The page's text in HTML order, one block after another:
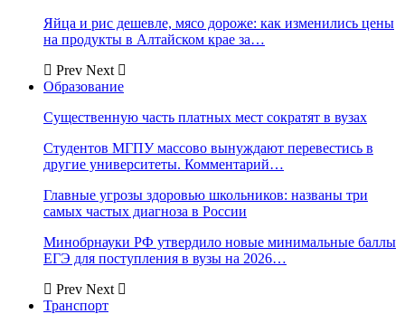
Яйца и рис дешевле, мясо дороже: как изменились цены
на продукты в Алтайском крае за…
Prev Next
Образование
Существенную часть платных мест сократят в вузах
Студентов МГПУ массово вынуждают перевестись в
другие университеты. Комментарий…
Главные угрозы здоровью школьников: названы три
самых частых диагноза в России
Минобрнауки РФ утвердило новые минимальные баллы
ЕГЭ для поступления в вузы на 2026…
Prev Next
Транспорт